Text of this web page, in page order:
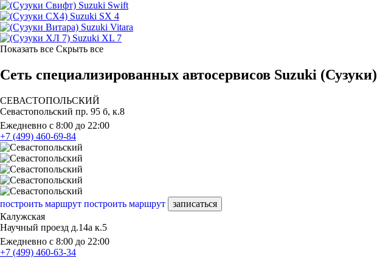
Suzuki Swift
Suzuki SX 4
Suzuki Vitara
Suzuki XL 7
Показать все Скрыть все
Сеть специализированных автосервисов Suzuki (Сузуки)
СЕВАСТОПОЛЬСКИЙ
Севастопольский пр. 95 б, к.8
Ежедневно с 8:00 до 22:00
+7 (499) 460-69-84
построить маршрут построить маршрут
записаться
Калужская
Научный проезд д.14а к.5
Ежедневно с 8:00 до 22:00
+7 (499) 460-63-34